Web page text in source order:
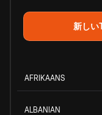
新しい
AFRIKAANS
ALBANIAN